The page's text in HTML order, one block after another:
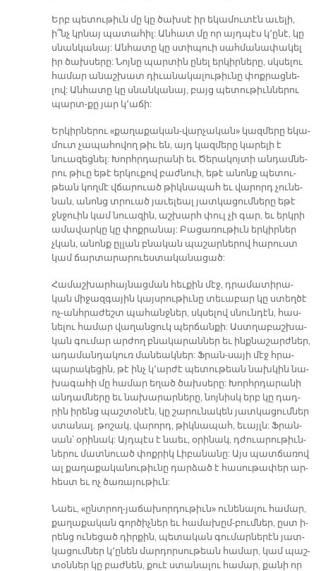
Երբ պե­տու­թիւն մը կը ծախ­սէ իր ե­կա­մու­տէն ա­ւե­լի,
ի՞նչ կրնայ պա­տա­հիլ: Ան­հատ մը որ այդ­պէս կ՚ը­նէ, կը
սնան­կա­նայ: Ան­հա­տը կը ստի­պուի սահ­մա­նա­փա­կել
իր ծախ­սե­րը: Նոյ­նը պար­տին ը­նել եր­կիր­նե­րը, սկսե­լու
հա­մար ա­նաշ­խատ դի­ւա­նա­կա­լու­թիւ­նը փոք­րաց­նե­
լով: Ան­հա­տը կը սնան­կա­նայ, բայց պե­տու­թիւն­նե­րու
պարտ­-քը յար կ՚ա­ճի:
Եր­կիր­նե­րու «քա­ղա­քա­կան-վար­չա­կան» կազ­մե­րը ե­կա­
մուտ չա­պա­հո­վող թիւ են, այդ կազ­մե­րը կա­րե­լի է
նուա­զեց­նել: Խորհր­դա­րա­նի եւ Ծե­րա­կոյ­տի ան­դամ­նե­
րու թի­ւը ե­թէ եր­կու­քով բաժ­նուի, ե­թէ ա­նոնք պե­տու­
թեան կող­մէ վճա­րուած թիկ­նա­պահ եւ վա­րորդ չու­նե­
նան, ա­նոնց տրուած յա­ւե­լեալ յատ­կա­ցում­նե­րը ե­թէ
ջնջուին կամ նուա­զին, աշ­խարհ փուլ չի գար, եւ երկ­րի
ա­մա­վար­կը կը փոք­րա­նայ: Բա­ցա­ռու­թիւն եր­կիր­ներ
չկան, ա­նոնք ըլ­լան բնա­կան պա­շար­նե­րով հա­րուստ
կամ ճար­տա­րա­րուես­տա­կա­նա­ցած:
Հա­մաշ­խար­հայ­նաց­ման հեւ­քին մէջ, դրա­մա­տի­րա­
կան մի­ջազ­գա­յին կայս­րու­թիւ­նը տե­ւա­բար կը ստեղ­ծէ
ոչ-անհ­րա­ժեշտ պա­հանջ­ներ, սկսե­լով սնուն­դէն, հաս­
նե­լու հա­մար վա­ղան­ցուկ պեր­ճան­քի: Աստ­ղա­բաշ­խա­
կան գու­մար ար­ժող բնա­կա­րան­ներ եւ ինք­նա­շարժ­ներ,
ա­դա­ման­դա­կուռ մա­նեակ­ներ: Ֆրան­-սա­յի մէջ հրա­
պա­րա­կե­ցին, թէ ինչ կ՚ար­ժէ պե­տու­թեան նախ­կին նա­
խա­գա­հի մը հա­մար ե­ղած ծախ­սե­րը: Խորհր­դա­րա­նի
ան­դամ­նե­րը եւ նա­խա­րար­նե­րը, նոյ­նիսկ երբ կը դադ­
րին ի­րենց պաշ­տօ­նէն, կը շա­րու­նա­կեն յատ­կա­ցում­ներ
ստա­նալ. թո­շակ, վա­րորդ, թիկ­նա­պահ, ե­ւայլն: Ֆրան­
սան՝ օ­րի­նակ: Այդ­պէս է նաեւ, օ­րի­նակ, դժուա­րու­թիւն­
նե­րու մատ­նուած փոք­րիկ Լի­բա­նա­նը: Այս պատ­ճա­ռով
ալ քա­ղա­քա­կա­նու­թիւ­նը դար­ձած է հա­սու­թա­փեր ար­
հեստ եւ ոչ ծա­ռա­յու­թիւն:
Նաեւ, «ընտ­րող-յա­ճա­խոր­դու­թիւն» ու­նե­նա­լու հա­մար,
քա­ղա­քա­կան գոր­ծիչ­ներ եւ հա­մախըմ-բում­ներ, ըստ ի­
րենց ու­նե­ցած դիր­քին, պե­տա­կան գու­մար­նե­րէն յատ­
կա­ցում­ներ կ՚ը­նեն մար­դոր­սու­թեան հա­մար, կամ պաշ­
տօն­ներ կը բաժ­նեն, քուէ ստա­նա­լու հա­մար, քա­նի որ